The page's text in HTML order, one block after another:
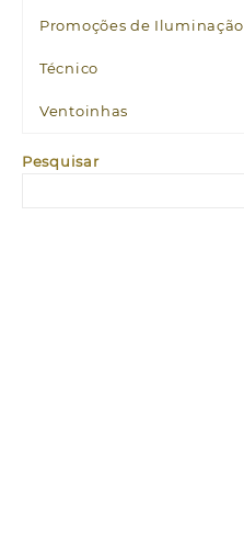
Promoções de Iluminação
Técnico
Ventoinhas
Pesquisar